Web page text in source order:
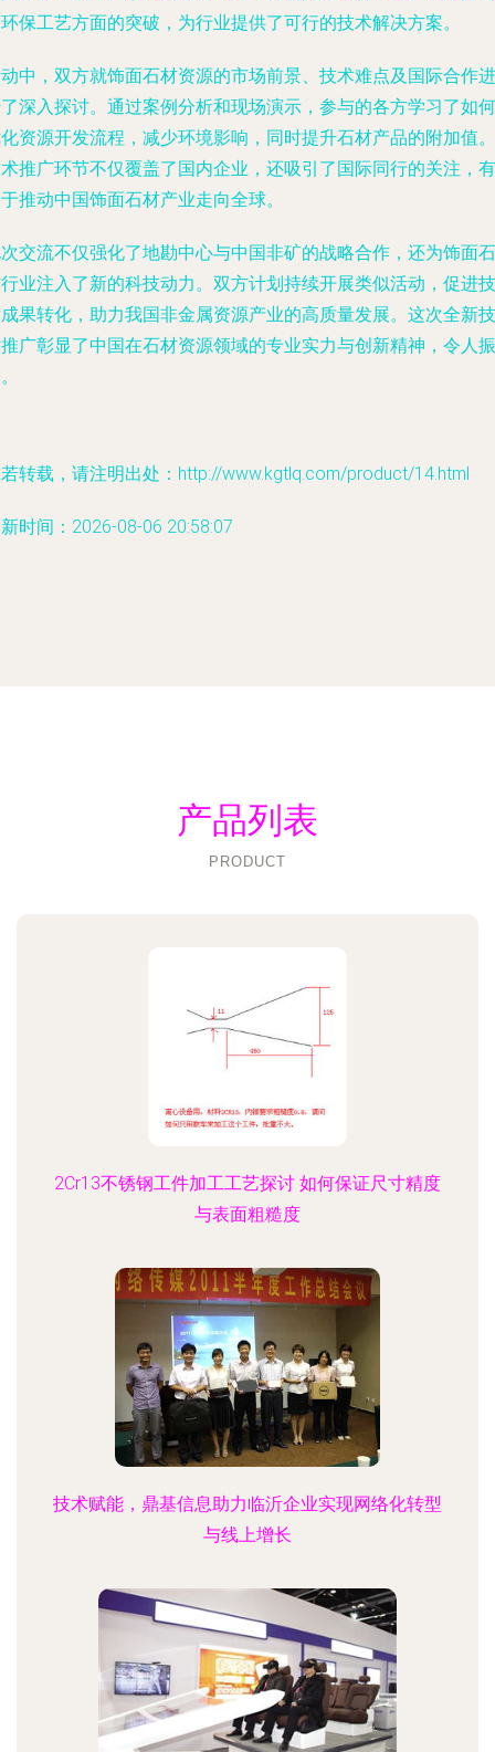
保工艺方面的突破，为行业提供了可行的技术解决方案。
中，双方就饰面石材资源的市场前景、技术难点及国际合作进
深入探讨。通过案例分析和现场演示，参与的各方学习了如何
资源开发流程，减少环境影响，同时提升石材产品的附加值。
推广环节不仅覆盖了国内企业，还吸引了国际同行的关注，有
推动中国饰面石材产业走向全球。
交流不仅强化了地勘中心与中国非矿的战略合作，还为饰面石
业注入了新的科技动力。双方计划持续开展类似活动，促进技
果转化，助力我国非金属资源产业的高质量发展。这次全新技
广彰显了中国在石材资源领域的专业实力与创新精神，令人振
转载，请注明出处：http://www.kgtlq.com/product/14.html
时间：2026-08-06 20:58:07
产品列表
PRODUCT
2Cr13不锈钢工件加工工艺探讨 如何保证尺寸精度
与表面粗糙度
技术赋能，鼎基信息助力临沂企业实现网络化转型
与线上增长